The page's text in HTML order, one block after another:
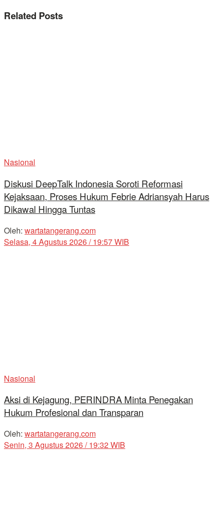
Related Posts
Nasional
Diskusi DeepTalk Indonesia Soroti Reformasi
Kejaksaan, Proses Hukum Febrie Adriansyah Harus
Dikawal Hingga Tuntas
Oleh: wartatangerang.com
Selasa, 4 Agustus 2026 / 19:57 WIB
Nasional
Aksi di Kejagung, PERINDRA Minta Penegakan
Hukum Profesional dan Transparan
Oleh: wartatangerang.com
Senin, 3 Agustus 2026 / 19:32 WIB